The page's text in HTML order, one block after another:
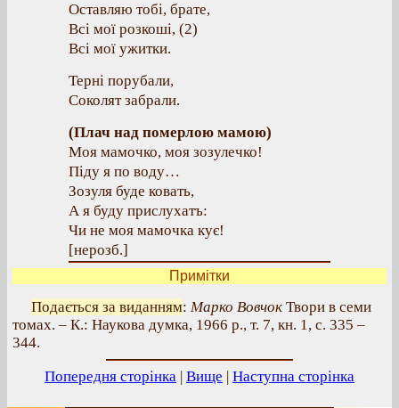
Оставляю тобі, брате,
Всі мої розкоші, (2)
Всі мої ужитки.
Терні порубали,
Соколят забрали.
(Плач над померлою мамою)
Моя мамочко, моя зозулечко!
Піду я по воду…
Зозуля буде ковать,
А я буду прислухатъ:
Чи не моя мамочка кує!
[нерозб.]
Примітки
Подається за виданням: Марко Вовчок Твори в семи
томах. – К.: Наукова думка, 1966 р., т. 7, кн. 1, с. 335 –
344.
Попередня сторінка | Вище | Наступна сторінка